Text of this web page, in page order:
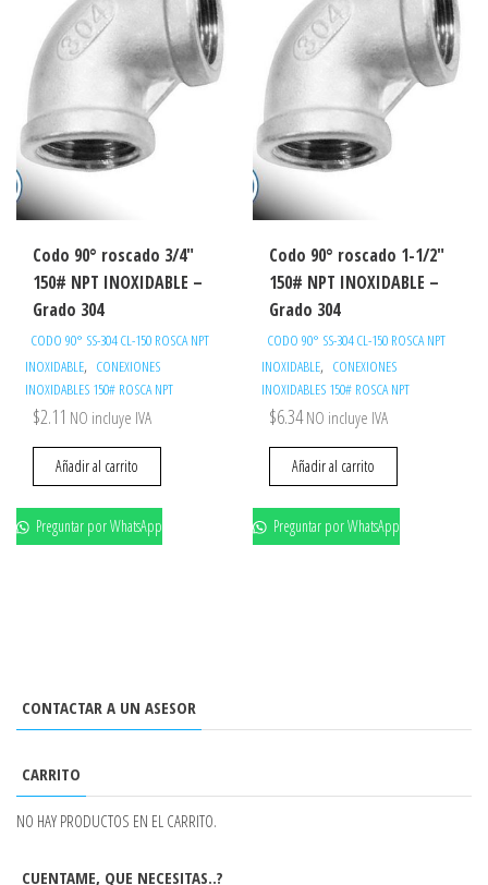
Codo 90° roscado 3/4″
150# NPT INOXIDABLE –
Grado 304
CODO 90° SS-304 CL-150 ROSCA NPT
INOXIDABLE, CONEXIONES
INOXIDABLES 150# ROSCA NPT
$2.11 NO incluye IVA
Añadir al carrito
Preguntar por WhatsApp
Codo 90° roscado 1-1/2″
150# NPT INOXIDABLE –
Grado 304
CODO 90° SS-304 CL-150 ROSCA NPT
INOXIDABLE, CONEXIONES
INOXIDABLES 150# ROSCA NPT
$6.34NO incluye IVA
Añadir al carrito
Preguntar por WhatsApp
CONTACTAR A UN ASESOR
CARRITO
NO HAY PRODUCTOS EN EL CARRITO.
CUENTAME, QUE NECESITAS..?